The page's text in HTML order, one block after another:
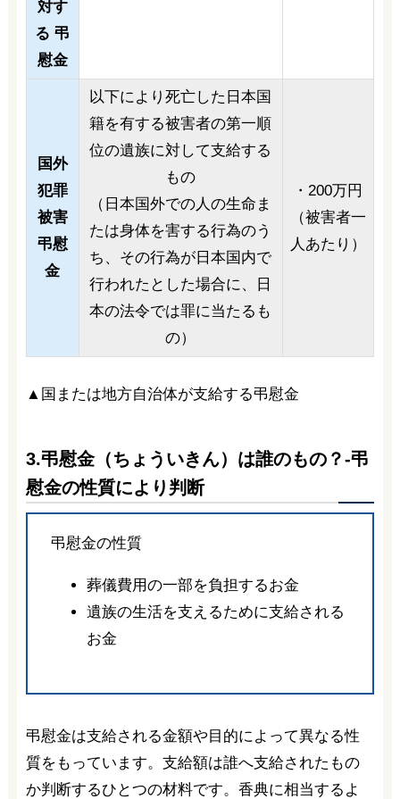
対す
る 弔
慰金
国外
犯罪
被害
弔慰
金
以下により死亡した日本国
籍を有する被害者の第一順
位の遺族に対して支給する
もの
（日本国外での人の生命ま
たは身体を害する行為のう
ち、その行為が日本国内で
行われたとした場合に、日
本の法令では罪に当たるも
の）
・200万円
（被害者一
人あたり）
▲国または地方自治体が支給する弔慰金
3.弔慰金（ちょういきん）は誰のもの？-弔
慰金の性質により判断
弔慰金の性質
葬儀費用の一部を負担するお金
遺族の生活を支えるために支給される
お金
弔慰金は支給される金額や目的によって異なる性
質をもっています。支給額は誰へ支給されたもの
か判断するひとつの材料です。香典に相当するよ